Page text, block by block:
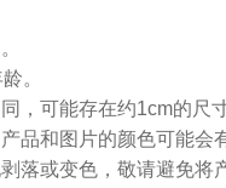
。
，可能存在约1cm的尺
品和图片的颜色可能会
落或变色，敬请避免